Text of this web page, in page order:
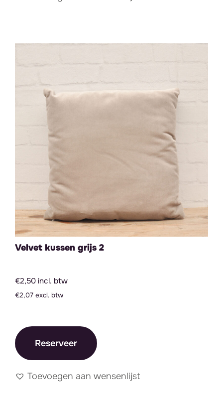
Velvet kussen grijs 2
€2,50 incl. btw
€2,07 excl. btw
Reserveer
Toevoegen aan wensenlijst